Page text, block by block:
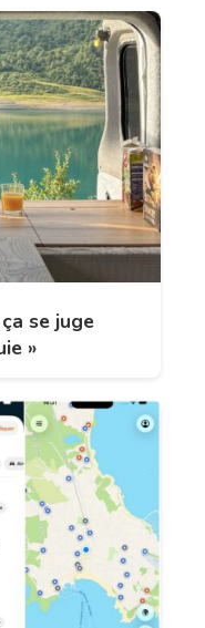
se juge
»